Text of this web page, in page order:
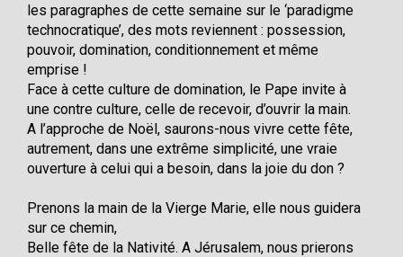
les paragraphes de cette semaine sur le ‘paradigme
technocratique’, des mots reviennent : possession,
pouvoir, domination, conditionnement et même
emprise !
Face à cette culture de domination, le Pape invite à
une contre culture, celle de recevoir, d’ouvrir la main.
A l’approche de Noël, saurons-nous vivre cette fête,
autrement, dans une extrême simplicité, une vraie
ouverture à celui qui a besoin, dans la joie du don ?
Prenons la main de la Vierge Marie, elle nous guidera
sur ce chemin,
Belle fête de la Nativité. A Jérusalem, nous prierons